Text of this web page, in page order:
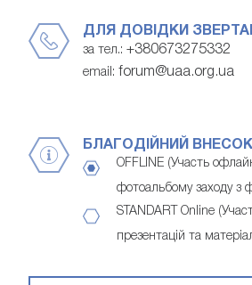
ДЛЯ ДОВІДКИ
за тел.: +380673275332
email: forum@uaa.org.ua
БЛАГОДІЙНИЙ
OFFLINE (Участь
фотоальбому заходу з
STANDART Online
презентацій та